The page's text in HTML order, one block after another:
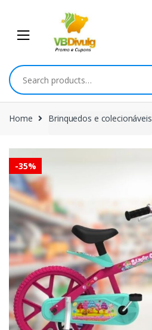
navigation
content
Search
for:
Home Brinquedos e colecionáveis
-35%